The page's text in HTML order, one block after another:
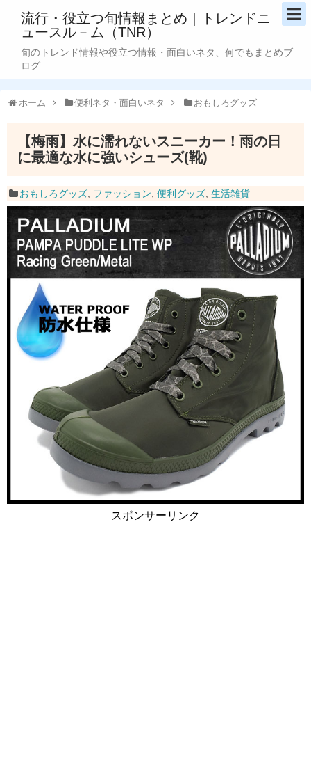
流行・役立つ旬情報まとめ｜トレンドニ
ュースル－ム（TNR）
旬のトレンド情報や役立つ情報・面白いネタ、何でもまとめブ
ログ
ホーム 便利ネタ・面白いネタ おもしろグッズ
【梅雨】水に濡れないスニーカー！雨の日
に最適な水に強いシューズ(靴)
おもしろグッズ ファッション 便利グッズ 生活雑貨
スポンサーリンク